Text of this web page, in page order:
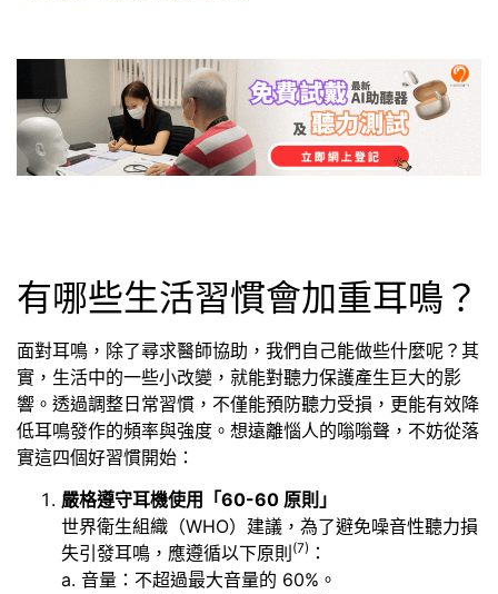
有哪些生活習慣會加重耳鳴？
面對耳鳴，除了尋求醫師協助，我們自己能做些什麼呢？其
實，生活中的一些小改變，就能對聽力保護產生巨大的影
響。透過調整日常習慣，不僅能預防聽力受損，更能有效降
低耳鳴發作的頻率與強度。想遠離惱人的嗡嗡聲，不妨從落
實這四個好習慣開始：
嚴格遵守耳機使用「60-60 原則」
世界衛生組織（WHO）建議，為了避免噪音性聽力損
失引發耳鳴，應遵循以下原則 (7) ：
a. 音量：不超過最大音量的 60%。